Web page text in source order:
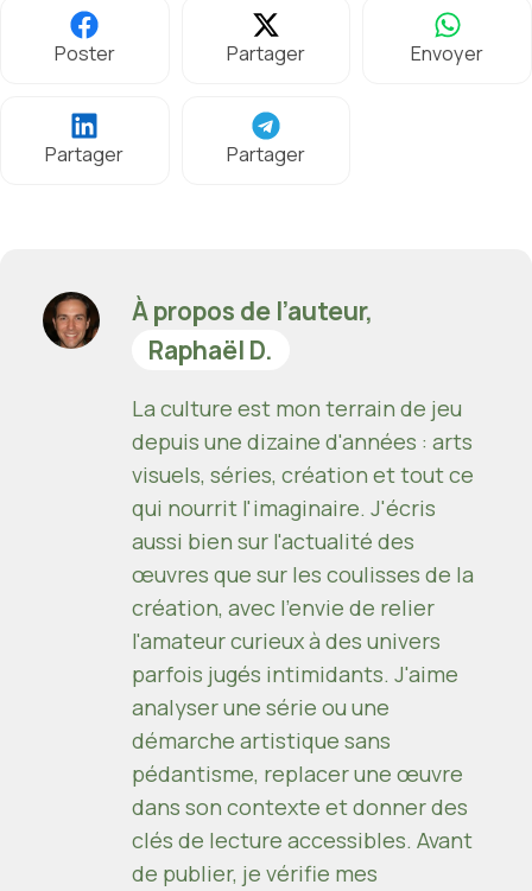
Poster Partager Envoyer
Partager Partager
À propos de l’auteur,
Raphaël D.
La culture est mon terrain de jeu
depuis une dizaine d'années : arts
visuels, séries, création et tout ce
qui nourrit l'imaginaire. J'écris
aussi bien sur l'actualité des
œuvres que sur les coulisses de la
création, avec l'envie de relier
l'amateur curieux à des univers
parfois jugés intimidants. J'aime
analyser une série ou une
démarche artistique sans
pédantisme, replacer une œuvre
dans son contexte et donner des
clés de lecture accessibles. Avant
de publier, je vérifie mes